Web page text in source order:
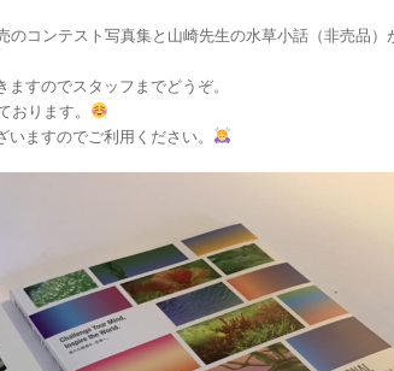
コンテスト写真集と山崎先生の水草小話（非売品）
すのでスタッフまでどうぞ。
ります。
ますのでご利用ください。